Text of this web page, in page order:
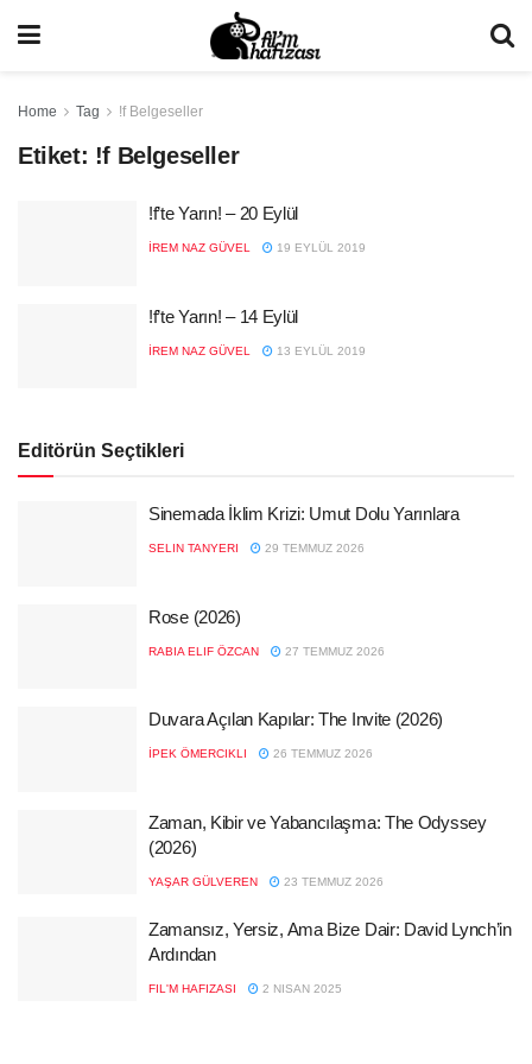
Home Tag !f Belgeseller
Etiket: !f Belgeseller
!f’te Yarın! – 20 Eylül
İREM NAZ GÜVEL 19 EYLÜL 2019
!f’te Yarın! – 14 Eylül
İREM NAZ GÜVEL 13 EYLÜL 2019
Editörün Seçtikleri
Sinemada İklim Krizi: Umut Dolu Yarınlara
SELIN TANYERI 29 TEMMUZ 2026
Rose (2026)
RABIA ELIF ÖZCAN 27 TEMMUZ 2026
Duvara Açılan Kapılar: The Invite (2026)
İPEK ÖMERCIKLI 26 TEMMUZ 2026
Zaman, Kibir ve Yabancılaşma: The Odyssey
(2026)
YAŞAR GÜLVEREN 23 TEMMUZ 2026
Zamansız, Yersiz, Ama Bize Dair: David Lynch’in
Ardından
FIL'M HAFIZASI 2 NISAN 2025